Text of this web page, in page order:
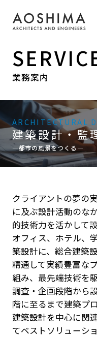
業務案内
ARCHITECTURAL
建築設計・監
―都市の風景をつくる―
クライアントの夢の
に及ぶ設計活動のな
的技術力を活かして
オフィス、ホテル、
築設計に、総合建築
精通して実績豊富な
組み、最先端技術を
調査・企画段階から
階に至るまで建築プ
建築設計を中心に関
てベストソリューシ